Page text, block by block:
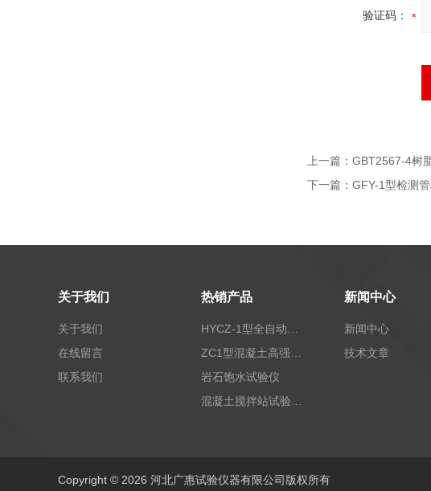
验证码：
上一篇： GBT2567-4树
下一篇： GFY-1型检测
关于我们
关于我们
在线留言
联系我们
热销产品
岩石饱水试验仪
新闻中心
新闻中心
技术文章
Copyright © 2026 河北广惠试验仪器有限公司版权所有